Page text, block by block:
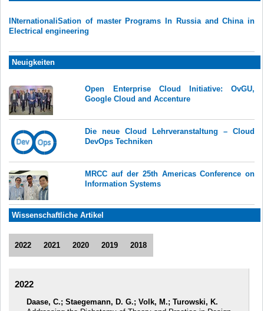
INternationaliSation of master Programs In Russia and China in
Electrical engineering
Neuigkeiten
Open Enterprise Cloud Initiative: OvGU,
Google Cloud and Accenture
Die neue Cloud Lehrveranstaltung – Cloud
DevOps Techniken
MRCC auf der 25th Americas Conference on
Information Systems
Wissenschaftliche Artikel
2022 2021 2020 2019 2018
2022
Daase, C.; Staegemann, D. G.; Volk, M.; Turowski, K.